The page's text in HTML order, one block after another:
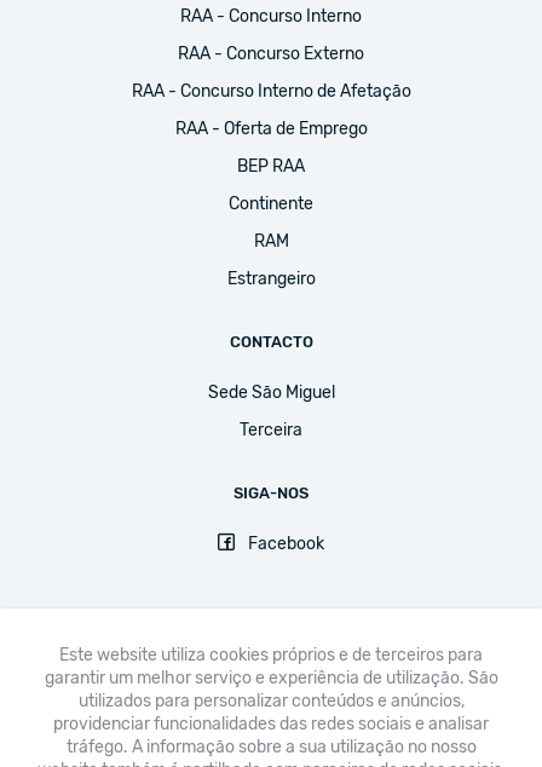
RAA - Concurso Interno
RAA - Concurso Externo
RAA - Concurso Interno de Afetação
RAA - Oferta de Emprego
BEP RAA
Continente
RAM
Estrangeiro
CONTACTO
Sede São Miguel
Terceira
SIGA-NOS
Facebook
FNE UGT CPLP-SE CSEE-ETUCE EI-IE CSI
Avisos legais & Política de Privacidade
Este website utiliza cookies próprios e de terceiros para
garantir um melhor serviço e experiência de utilização. São
utilizados para personalizar conteúdos e anúncios,
providenciar funcionalidades das redes sociais e analisar
tráfego. A informação sobre a sua utilização no nosso